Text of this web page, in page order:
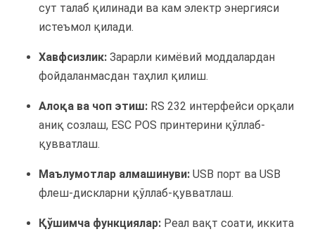
сут талаб қилинади ва кам электр энергияси
истеъмол қилади.
Хавфсизлик: Зарарли кимёвий моддалардан
фойдаланмасдан таҳлил қилиш.
Алоқа ва чоп этиш: RS 232 интерфейси орқали
аниқ созлаш, ESC POS принтерини қўллаб-
қувватлаш.
Маълумотлар алмашинуви: USB порт ва USB
флеш-дискларни қўллаб-қувватлаш.
Қўшимча функциялар: Реал вақт соати, иккита